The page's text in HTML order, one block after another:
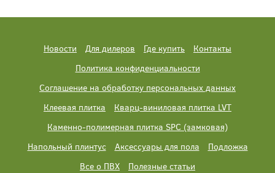
Новости Для дилеров Где купить
Контакты
Политика конфиденциальности
Соглашение на обработку персональных данных
Клеевая плитка
Кварц-виниловая плитка LVT
Каменно-полимерная плитка SPC (замковая)
Напольный плинтус
Аксессуары для пола
Подложка
Все о ПВХ
Полезные статьи